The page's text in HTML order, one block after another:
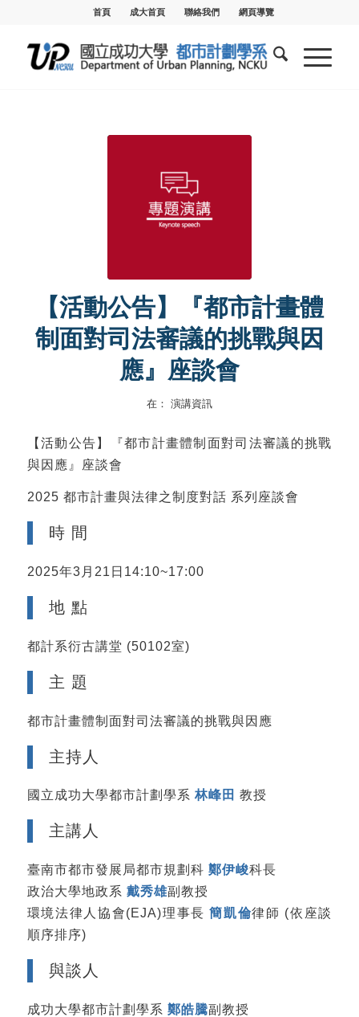
首頁 成大首頁 聯絡我們 網頁導覽
【活動公告】『都市計畫體
制面對司法審議的挑戰與因
應』座談會
在： 演講資訊
【活動公告】『都市計畫體制面對司法審議的挑戰
與因應』座談會
2025 都市計畫與法律之制度對話 系列座談會
時 間
2025年3月21日14:10~17:00
地 點
都計系衍古講堂 (50102室)
主 題
都市計畫體制面對司法審議的挑戰與因應
主持人
國立成功大學都市計劃學系 林峰田 教授
主講人
臺南市都市發展局都市規劃科 鄭伊峻科長
政治大學地政系 戴秀雄副教授
環境法律人協會(EJA)理事長簡凱倫律師 (依座談
順序排序)
與談人
成功大學都市計劃學系 鄭皓騰副教授